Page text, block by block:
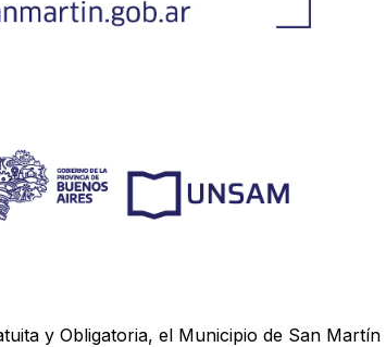
y Obligatoria, el Municipio de San Martín